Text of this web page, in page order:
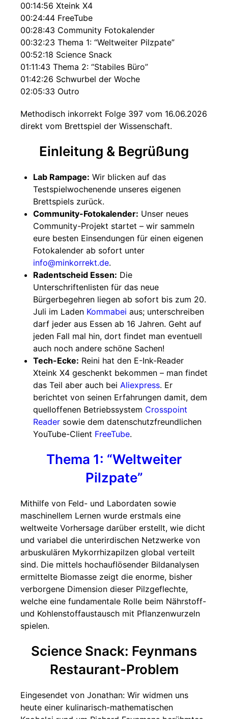
00:14:56 Xteink X4
00:24:44 FreeTube
00:28:43 Community Fotokalender
00:32:23 Thema 1: “Weltweiter Pilzpate”
00:52:18 Science Snack
01:11:43 Thema 2: “Stabiles Büro”
01:42:26 Schwurbel der Woche
02:05:33 Outro
Methodisch inkorrekt Folge 397 vom 16.06.2026
direkt vom Brettspiel der Wissenschaft.
Einleitung & Begrüßung
Lab Rampage: Wir blicken auf das
Testspielwochenende unseres eigenen
Brettspiels zurück.
Community-Fotokalender: Unser neues
Community-Projekt startet – wir sammeln
eure besten Einsendungen für einen eigenen
Fotokalender ab sofort unter
info@minkorrekt.de.
Radentscheid Essen: Die
Unterschriftenlisten für das neue
Bürgerbegehren liegen ab sofort bis zum 20.
Juli im Laden Kommabei aus; unterschreiben
darf jeder aus Essen ab 16 Jahren. Geht auf
jeden Fall mal hin, dort findet man eventuell
auch noch andere schöne Sachen!
Tech-Ecke: Reini hat den E-Ink-Reader
Xteink X4 geschenkt bekommen – man findet
das Teil aber auch bei Aliexpress. Er
berichtet von seinen Erfahrungen damit, dem
quelloffenen Betriebssystem Crosspoint
Reader sowie dem datenschutzfreundlichen
YouTube-Client FreeTube.
Thema 1: “Weltweiter
Pilzpate”
Mithilfe von Feld- und Labordaten sowie
maschinellem Lernen wurde erstmals eine
weltweite Vorhersage darüber erstellt, wie dicht
und variabel die unterirdischen Netzwerke von
arbuskulären Mykorrhizapilzen global verteilt
sind. Die mittels hochauflösender Bildanalysen
ermittelte Biomasse zeigt die enorme, bisher
verborgene Dimension dieser Pilzgeflechte,
welche eine fundamentale Rolle beim Nährstoff-
und Kohlenstoffaustausch mit Pflanzenwurzeln
spielen.
Science Snack: Feynmans
Restaurant-Problem
Eingesendet von Jonathan: Wir widmen uns
heute einer kulinarisch-mathematischen